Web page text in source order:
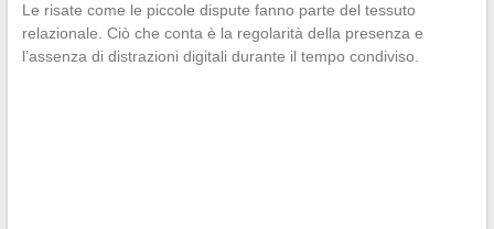
Le risate come le piccole dispute fanno parte del tessuto
relazionale. Ciò che conta è la regolarità della presenza e
l’assenza di distrazioni digitali durante il tempo condiviso.